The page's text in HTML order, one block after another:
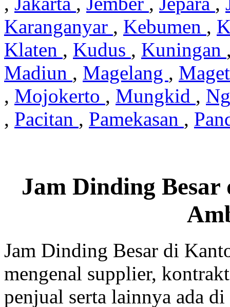
Karanganyar , Kebumen ,
Klaten , Kudus , Kuningan
Madiun , Magelang ,
, Mojokerto , Mungkid ,
, Pacitan , Pamekasan ,
Jam Dinding
Jam Dinding Besar di
mengenal supplier,
penjual serta lainnya ada